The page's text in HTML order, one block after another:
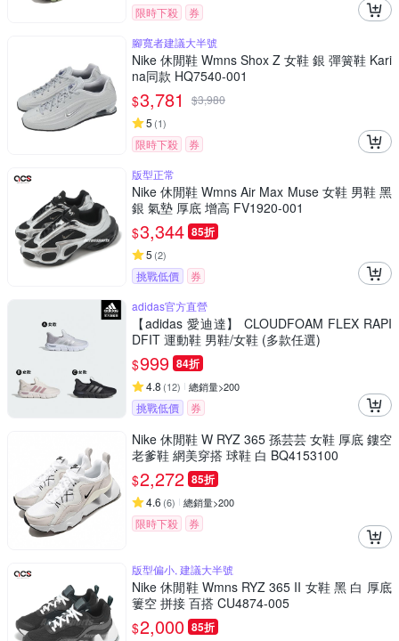
限時下殺
券
腳寬者建議大半號
Nike 休閒鞋 Wmns Shox Z 女鞋 銀 彈簧鞋 Kari
na同款 HQ7540-001
$3,781 $3,980
5 (1)
限時下殺
券
版型正常
Nike 休閒鞋 Wmns Air Max Muse 女鞋 男鞋 黑
銀 氣墊 厚底 增高 FV1920-001
$3,344 85折
5 (2)
挑戰低價
券
adidas官方直營
【adidas 愛迪達】 CLOUDFOAM FLEX RAPI
DFIT 運動鞋 男鞋/女鞋 (多款任選)
$999 84折
4.8 (12) 總銷量>200
挑戰低價 券
Nike 休閒鞋 W RYZ 365 孫芸芸 女鞋 厚底 鏤空
老爹鞋 網美穿搭 球鞋 白 BQ4153100
$2,272 85折
4.6 (6) 總銷量>200
限時下殺 券
版型偏小, 建議大半號
Nike 休閒鞋 Wmns RYZ 365 II 女鞋 黑 白 厚底
簍空 拼接 百搭 CU4874-005
$2,000 85折